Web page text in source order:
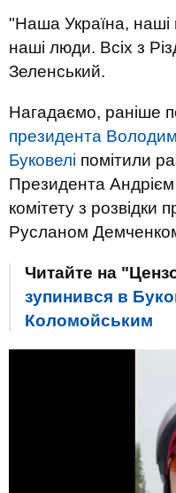
"Наша Україна, наші
наші люди. Всіх з
Зеленський.
Нагадаємо, раніше
президента
Буковелі помітили
Президента
комітету з розвідки
Русланом
Читайте на
зупинився в
Коломойським